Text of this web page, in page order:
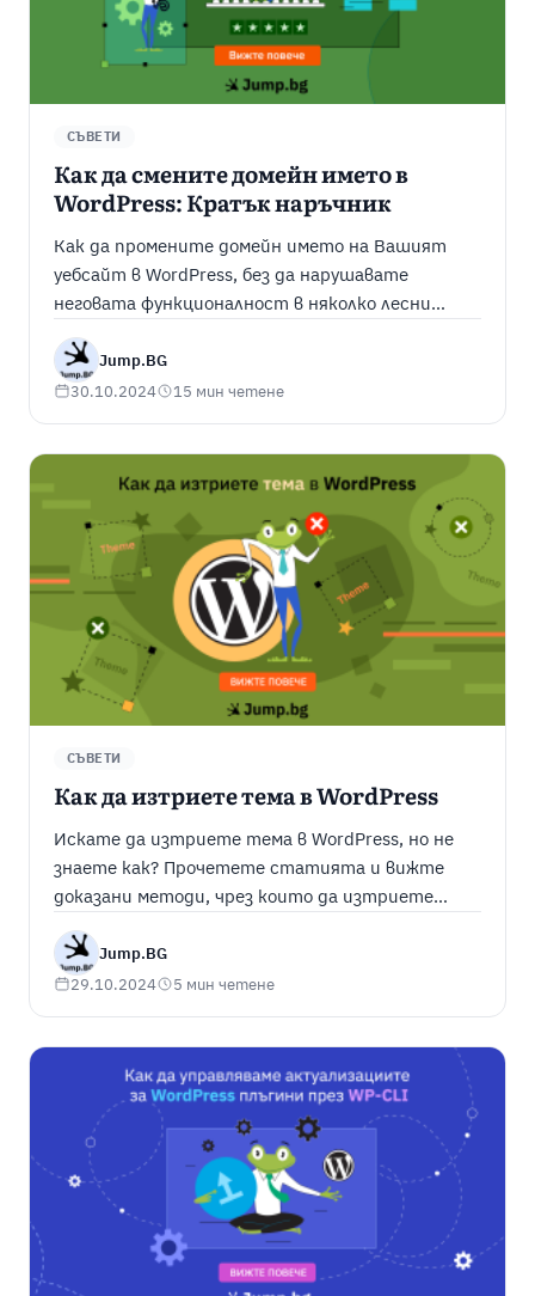
СЪВЕТИ
Как да смените домейн името в
WordPress: Кратък наръчник
Как да промените домейн името на Вашият
уебсайт в WordPress, без да нарушавате
неговата функционалност в няколко лесни
стъпки.
Jump.BG
30.10.2024 15 мин четене
СЪВЕТИ
Как да изтриете тема в WordPress
Искате да изтриете тема в WordPress, но не
знаете как? Прочетете статията и вижте
доказани методи, чрез които да изтриете
тема във Вашия WordPress сайт.
Jump.BG
29.10.2024 5 мин четене